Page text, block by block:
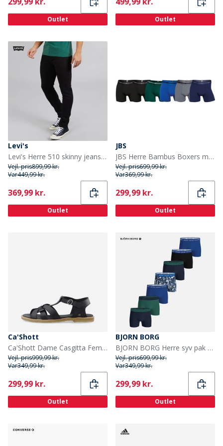
Outlet Outlet
Levi's
Levi's Herre 510 skinny jeans Black Leaf
Vejl. pris899,99 kr.
Var449,99 kr.
Current
369,99 kr.
Outlet
JBS
JBS Herre Bambus Boxers med seks pakning Multifarvet
Vejl. pris699,99 kr.
Var369,99 kr.
Current
299,99 kr.
Outlet
Ca'Shott
Ca'Shott Dame Casgitta Feminine Læder Sandaler Sort
Vejl. pris999,99 kr.
Var349,99 kr.
Current
299,99 kr.
Outlet
BJORN BORG
BJORN BORG Herre syv pak bomuld stretch boxers Multipack 3
Vejl. pris699,99 kr.
Var349,99 kr.
Current
299,99 kr.
Outlet